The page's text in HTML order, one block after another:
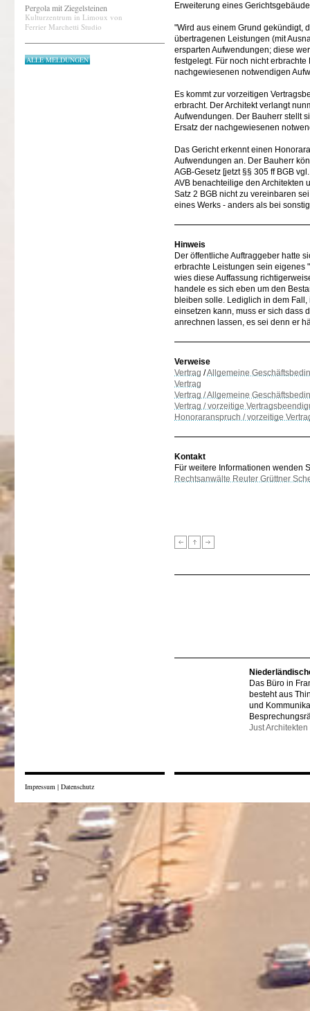
Pergola mit Ziegelsteinen
Kulturzentrum in Limoux von
Ferrier Marchetti Studio
ALLE MELDUNGEN
Erweiterung eines
"Wird aus einem Grund gekündigt,
übertragenen Leistungen (mit
ersparten Aufwendungen; diese
festgelegt. Für noch nicht
nachgewiesenen notwendigen
Es kommt zur vorzeitigen
erbracht. Der Architekt verlangt
Aufwendungen. Der Bauherr stellt
Ersatz der nachgewiesenen
Das Gericht erkennt einen
Aufwendungen an. Der Bauherr
AGB-Gesetz [jetzt §§ 305 ff BGB
AVB benachteilige den Architekten
Satz 2 BGB nicht zu vereinbaren
eines Werks - anders als bei
Hinweis
Der öffentliche Auftraggeber hatte
erbrachte Leistungen sein eigenes
wies diese Auffassung
handele es sich eben um den
bleiben solle. Lediglich in dem
einsetzen kann, muss er sich dass
anrechnen lassen, es sei denn er
Verweise
Vertrag /Allgemeine
Vertrag
Vertrag / Allgemeine
Vertrag / vorzeitige
Honoraranspruch / vorzeitige
Kontakt
Für weitere Informationen wenden
Rechtsanwälte Reuter Grüttner
Das Büro in
besteht aus
und
Just Architekten
Impressum | Datenschutz